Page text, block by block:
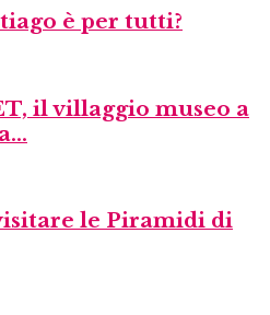
è per tutti?
il villaggio museo a
le Piramidi di